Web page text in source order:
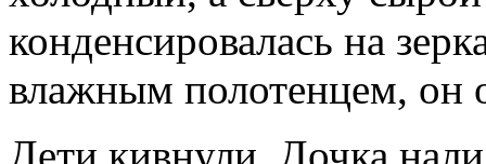
конденсировалась на
влажным полотенцем, он